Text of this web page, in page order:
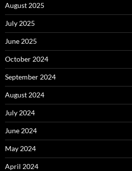
August 2025
July 2025
June 2025
October 2024
September 2024
August 2024
July 2024
June 2024
May 2024
April 2024